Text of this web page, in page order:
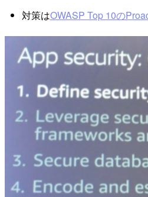
対策はOWASP Top 10の